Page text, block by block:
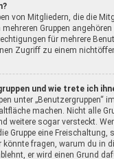
von Mitgliedern, die die
Gruppen
für mehrere
Zugriff zu einem
und wie trete ich
unter
machen. Nicht alle
weitere sogar versteckt.
Gruppe eine
könnte fragen, warum du in
er wird einen Grund